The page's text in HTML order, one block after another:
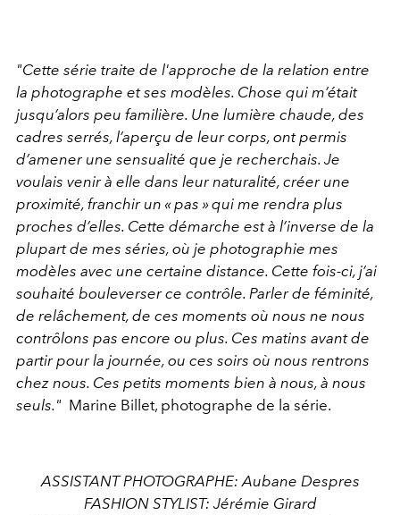
"Cette série traite de l'approche de la relation entre
la photographe et ses modèles. Chose qui m’était
jusqu’alors peu familière. Une lumière chaude, des
cadres serrés, l’aperçu de leur corps, ont permis
d’amener une sensualité que je recherchais. Je
voulais venir à elle dans leur naturalité, créer une
proximité, franchir un « pas » qui me rendra plus
proches d’elles. Cette démarche est à l’inverse de la
plupart de mes séries, où je photographie mes
modèles avec une certaine distance. Cette fois-ci, j’ai
souhaité bouleverser ce contrôle. Parler de féminité,
de relâchement, de ces moments où nous ne nous
contrôlons­­­ pas encore ou plus. Ces matins avant de
partir pour la journée, ou ces soirs où nous rentrons
chez nous. Ces petits moments bien à nous, à nous
seuls." Marine Billet, photographe de la série.
ASSISTANT PHOTOGRAPHE: Aubane Despres
FASHION STYLIST: Jérémie Girard